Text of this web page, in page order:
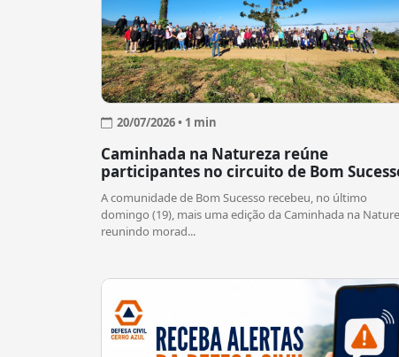
20/07/2026 • 1 min
Caminhada na Natureza reúne
participantes no circuito de Bom
A comunidade de Bom Sucesso recebeu, no último
domingo (19), mais uma edição da Caminhada na
reunindo morad...